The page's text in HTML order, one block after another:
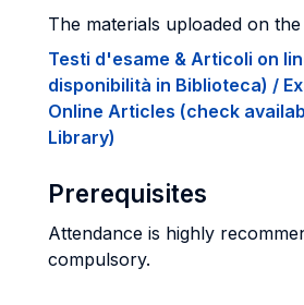
The materials uploaded on
Testi d'esame & Articoli on
disponibilità in Biblioteca) /
Online Articles (check
Library)
Prerequisites
Attendance is highly
compulsory.